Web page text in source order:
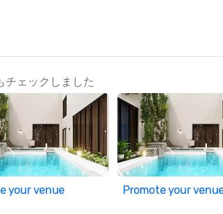
ェックしました
your venue Promote your